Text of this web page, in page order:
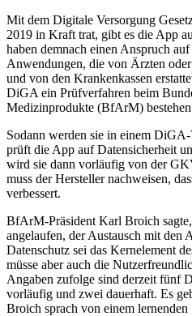
Mit dem Digitale Versorgung
2019 in Kraft trat, gibt es die App
haben demnach einen Anspruch
Anwendungen, die von Ärzten
und von den Krankenkassen
DiGA ein Prüfverfahren beim
Medizinprodukte (BfArM)
Sodann werden sie in einem
prüft die App auf Datensicherheit
wird sie dann vorläufig von der
muss der Hersteller nachweisen,
verbessert.
BfArM-Präsident Karl Broich
angelaufen, der Austausch mit den
Datenschutz sei das Kernelement
müsse aber auch die
Angaben zufolge sind derzeit fünf
vorläufig und zwei dauerhaft. Es
Broich sprach von einem lernenden